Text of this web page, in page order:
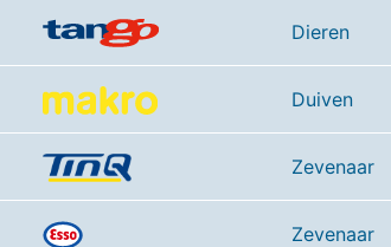
Dieren
Duiven
Zevenaar
Zevenaar